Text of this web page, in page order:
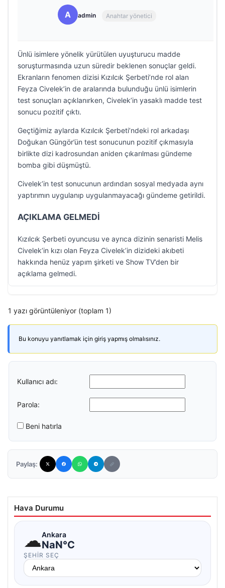
A admin Anahtar yönetici
Ünlü isimlere yönelik yürütülen uyuşturucu madde
soruşturmasında uzun süredir beklenen sonuçlar geldi.
Ekranların fenomen dizisi Kızılcık Şerbeti’nde rol alan
Feyza Civelek’in de aralarında bulunduğu ünlü isimlerin
test sonuçları açıklanırken, Civelek’in yasaklı madde test
sonucu pozitif çıktı.
Geçtiğimiz aylarda Kızılcık Şerbeti’ndeki rol arkadaşı
Doğukan Güngör’ün test sonucunun pozitif çıkmasıyla
birlikte dizi kadrosundan aniden çıkarılması gündeme
bomba gibi düşmüştü.
Civelek’in test sonucunun ardından sosyal medyada aynı
yaptırımın uygulanıp uygulanmayacağı gündeme getirildi.
AÇIKLAMA GELMEDİ
Kızılcık Şerbeti oyuncusu ve ayrıca dizinin senaristi Melis
Civelek’in kızı olan Feyza Civelek’in dizideki akıbeti
hakkında henüz yapım şirketi ve Show TV’den bir
açıklama gelmedi.
1 yazı görüntüleniyor (toplam 1)
Bu konuyu yanıtlamak için giriş yapmış olmalısınız.
Kullanıcı adı:
Parola:
Beni hatırla
Paylaş:
Hava Durumu
☁Ankara
NaN°C
ŞEHIR SEÇ